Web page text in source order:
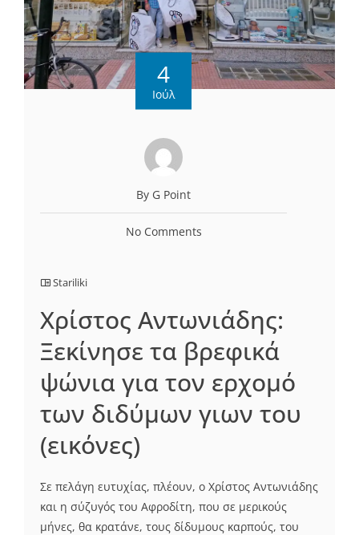
4
Ιούλ
By G Point
No Comments
Stariliki
Χρίστος Αντωνιάδης:
Ξεκίνησε τα βρεφικά
ψώνια για τον ερχομό
των διδύμων γιων του
(εικόνες)
Σε πελάγη ευτυχίας, πλέουν, ο Χρίστος Αντωνιάδης
και η σύζυγός του Αφροδίτη, που σε μερικούς
μήνες, θα κρατάνε, τους δίδυμους καρπούς, του